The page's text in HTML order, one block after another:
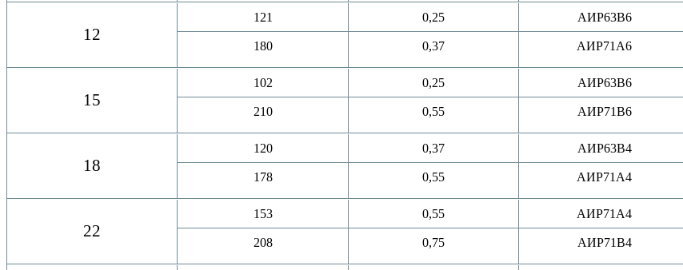
12
121
180
0,25
0,37
АИР63B6
АИР71A6
15
102
210
0,25
0,55
АИР63B6
АИР71B6
18
120
178
0,37
0,55
АИР63B4
АИР71A4
22
153
208
0,55
0,75
АИР71A4
АИР71B4